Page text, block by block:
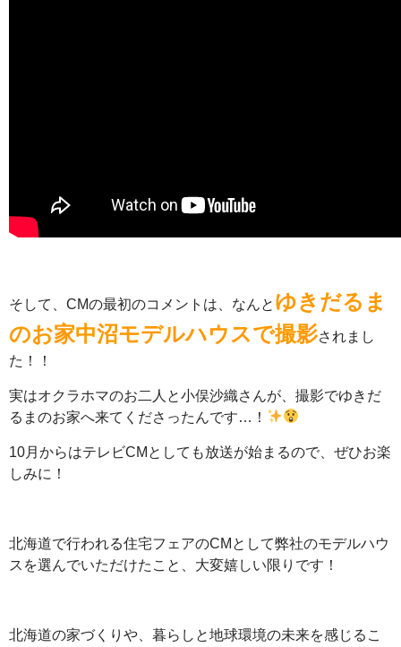
そして、CMの最初のコメントは、なんと ゆきだるま
のお家中沼モデルハウスで撮影されまし
た！！
実はオクラホマのお二人と小俣沙織さんが、撮影でゆきだ
るまのお家へ来てくださったんです…！
10月からはテレビCMとしても放送が始まるので、ぜひお楽
しみに！
北海道で行われる住宅フェアのCMとして弊社のモデルハウ
スを選んでいただけたこと、大変嬉しい限りです！
北海道の家づくりや、暮らしと地球環境の未来を感じるこ